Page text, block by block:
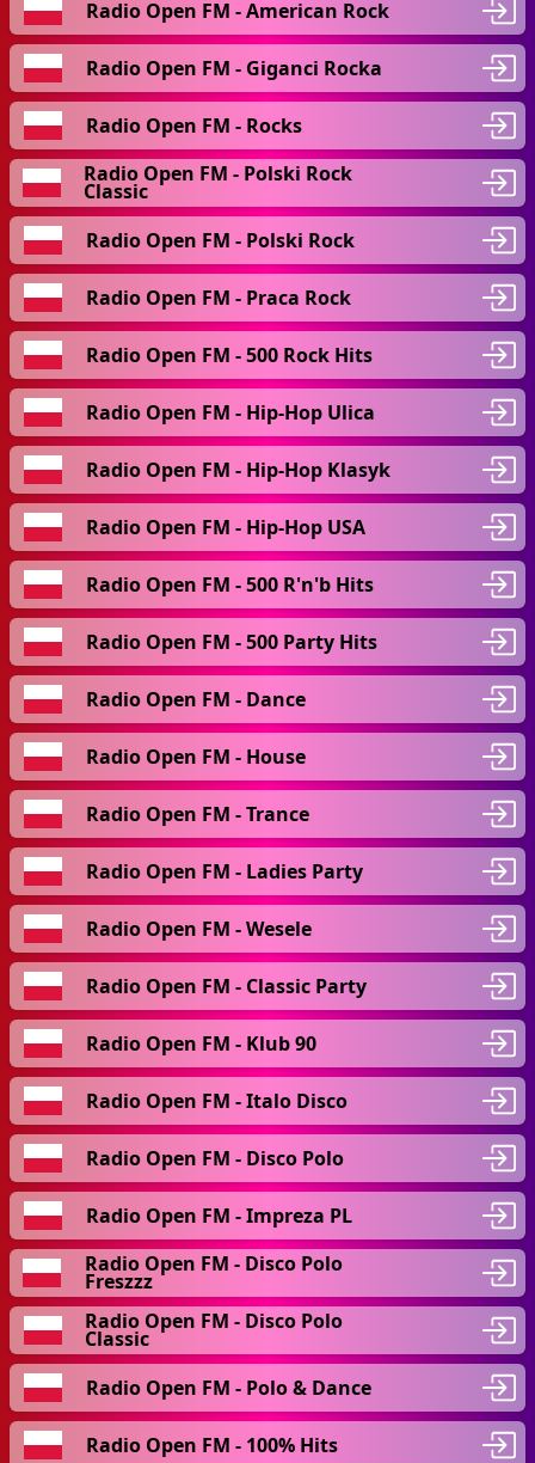
Radio Open FM - American Rock
Radio Open FM - Giganci Rocka
Radio Open FM - Rocks
Radio Open FM - Polski Rock
Classic
Radio Open FM - Polski Rock
Radio Open FM - Praca Rock
Radio Open FM - 500 Rock Hits
Radio Open FM - Hip-Hop Ulica
Radio Open FM - Hip-Hop Klasyk
Radio Open FM - Hip-Hop USA
Radio Open FM - 500 R'n'b Hits
Radio Open FM - 500 Party Hits
Radio Open FM - Dance
Radio Open FM - House
Radio Open FM - Trance
Radio Open FM - Ladies Party
Radio Open FM - Wesele
Radio Open FM - Classic Party
Radio Open FM - Klub 90
Radio Open FM - Italo Disco
Radio Open FM - Disco Polo
Radio Open FM - Impreza PL
Radio Open FM - Disco Polo
Freszzz
Radio Open FM - Disco Polo
Classic
Radio Open FM - Polo & Dance
Radio Open FM - 100% Hits